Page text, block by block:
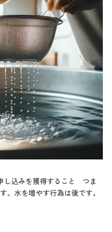
し込みを獲得すること つま
。水を増やす行為は後です。